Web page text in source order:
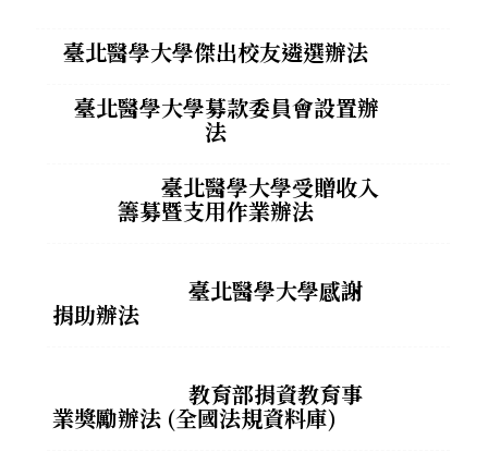
臺北醫學大學傑出校友遴選辦法
臺北醫學大學募款委員會設置辦
法
臺北醫學大學受贈收入
籌募暨支用作業辦法
臺北醫學大學感謝
捐助辦法
教育部捐資教育事
業獎勵辦法 (全國法規資料庫)